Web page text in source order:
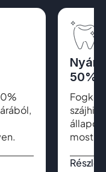
Nyári
50%
Fogkő
most